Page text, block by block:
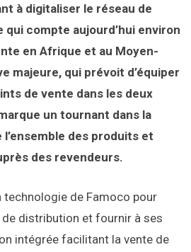
à digitaliser le réseau de
qui compte aujourd’hui environ
en Afrique et au Moyen-
majeure, qui prévoit d’équiper
de vente dans les deux
un tournant dans la
des produits et
des revendeurs.
technologie de Famoco pour
distribution et fournir à ses
intégrée facilitant la vente de